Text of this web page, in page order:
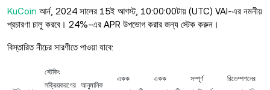
KuCoin আর্ন, 2024 সালের 15ই আগস্ট, 10:00:00টায় (UTC) VAI-এর নমনীয়
প্রচারণা চালু করবে। 24%-এর APR উপভোগ করার জন্য স্টেক করুন।
বিস্তারিত নীচের সারণীতে পাওয়া যাবে:
স্টেকিং
সক্রিয়করণের আনুমানিক
একক
একক
সম্পূর্ণ
রিডেম্পশনের